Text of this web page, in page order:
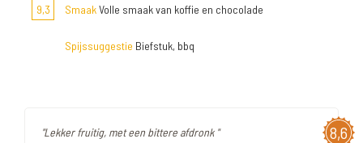
9,3 SmaakVolle smaak van koffie en chocolade
Spijssuggestie Biefstuk, bbq
8,6
"Lekker fruitig, met een bittere afdronk "